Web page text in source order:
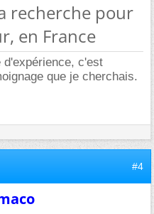
recherche pour
en France
d'expérience, c'est
que je cherchais.
#4